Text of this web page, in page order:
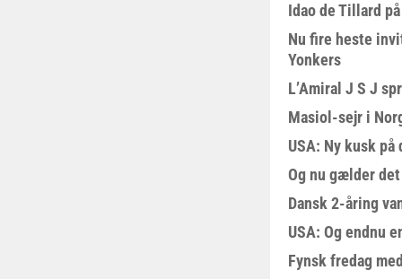
Idao de Tillard
Nu fire heste
Yonkers
L’Amiral J S J
Masiol-sejr i
USA: Ny kusk på
Og nu gælder
Dansk 2-åring
USA: Og endnu
Fynsk fredag